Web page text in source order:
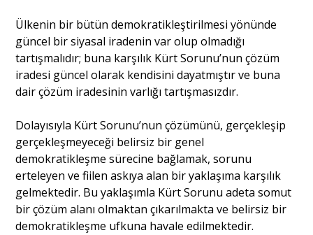
Ülkenin bir bütün demokratikleştirilmesi yönünde
güncel bir siyasal iradenin var olup olmadığı
tartışmalıdır; buna karşılık Kürt Sorunu’nun çözüm
iradesi güncel olarak kendisini dayatmıştır ve buna
dair çözüm iradesinin varlığı tartışmasızdır.
Dolayısıyla Kürt Sorunu’nun çözümünü, gerçekleşip
gerçekleşmeyeceği belirsiz bir genel
demokratikleşme sürecine bağlamak, sorunu
erteleyen ve fiilen askıya alan bir yaklaşıma karşılık
gelmektedir. Bu yaklaşımla Kürt Sorunu adeta somut
bir çözüm alanı olmaktan çıkarılmakta ve belirsiz bir
demokratikleşme ufkuna havale edilmektedir.